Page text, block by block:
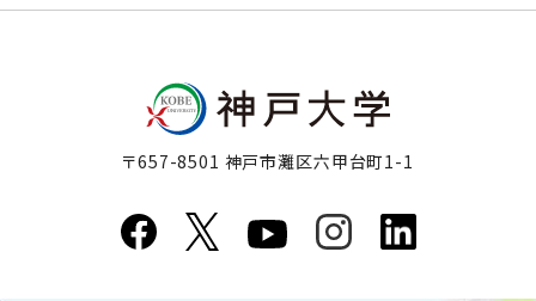
〒657-8501 神戸市灘区六甲台町1-1